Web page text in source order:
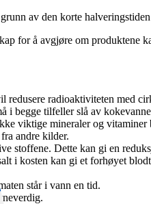
av den korte halveringstiden
for å avgjøre om produktene
radioaktiviteten med
i begge tilfeller slå av
viktige mineraler og vitaminer
andre kilder.
stoffene. Dette kan gi en
i kosten kan gi et forhøyet
står i vann en tid.